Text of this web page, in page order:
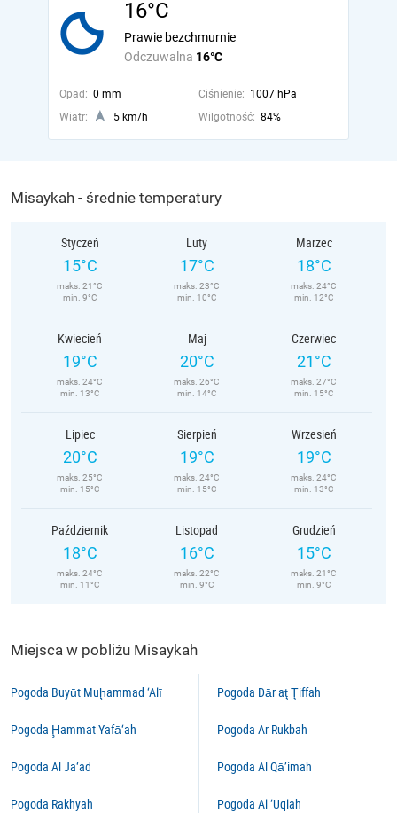
16°C
Odczuwalna 16°C
Prawie bezchmurnie
Opad: 0 mm Ciśnienie: 1007 hPa
Wiatr:
5 km/h Wilgotność: 84%
Misaykah - średnie temperatury
Styczeń
15°C
maks. 21°C
min. 9°C
Luty
17°C
maks. 23°C
min. 10°C
Marzec
18°C
maks. 24°C
min. 12°C
Kwiecień
19°C
maks. 24°C
min. 13°C
Maj
20°C
maks. 26°C
min. 14°C
Czerwiec
21°C
maks. 27°C
min. 15°C
Lipiec
20°C
maks. 25°C
min. 15°C
Sierpień
19°C
maks. 24°C
min. 15°C
Wrzesień
19°C
maks. 24°C
min. 13°C
Październik
18°C
maks. 24°C
min. 11°C
Listopad
16°C
maks. 22°C
min. 9°C
Grudzień
15°C
maks. 21°C
min. 9°C
Miejsca w pobliżu Misaykah
Pogoda Buyūt Muḩammad ‘Alī
Pogoda Ḩammat Yafā‘ah
Pogoda Al Ja‘ad
Pogoda Rakhyah
Pogoda Dār aţ Ţiffah
Pogoda Ar Rukbah
Pogoda Al Qā’imah
Pogoda Al ‘Uqlah